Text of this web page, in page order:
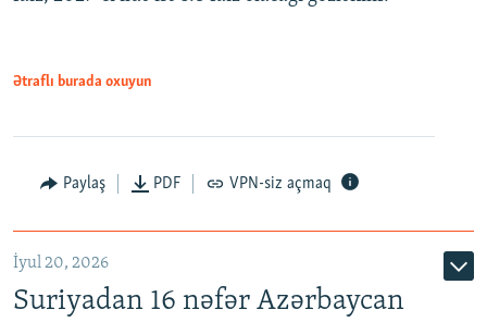
Auto
480p
Ətraflı burada oxuyun
Paylaş PDF VPN-siz açmaq
İyul 20, 2026
Suriyadan 16 nəfər Azərbaycan